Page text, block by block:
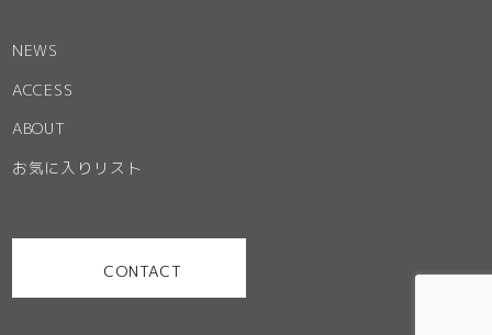
NEWS
ACCESS
ABOUT
お気に入りリスト
CONTACT